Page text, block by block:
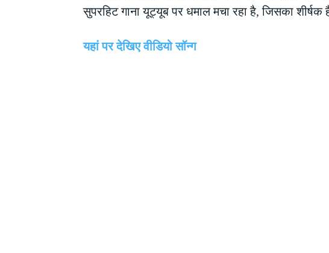
सुपरहिट गाना यूट्यूब पर धमाल मचा रहा है, जिसका
यहां पर देखिए वीडियो सॉन्ग